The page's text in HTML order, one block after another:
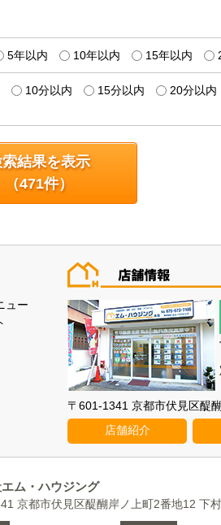
5年以内 10年以内 15年以内
10分以内 15分以内
20分以内
結果を表示
（471件）
ュー
〒601-1341 京都市伏見区醍
店舗紹介
ム・ハウジング
京都市伏見区醍醐岸ノ上町2番地12 下